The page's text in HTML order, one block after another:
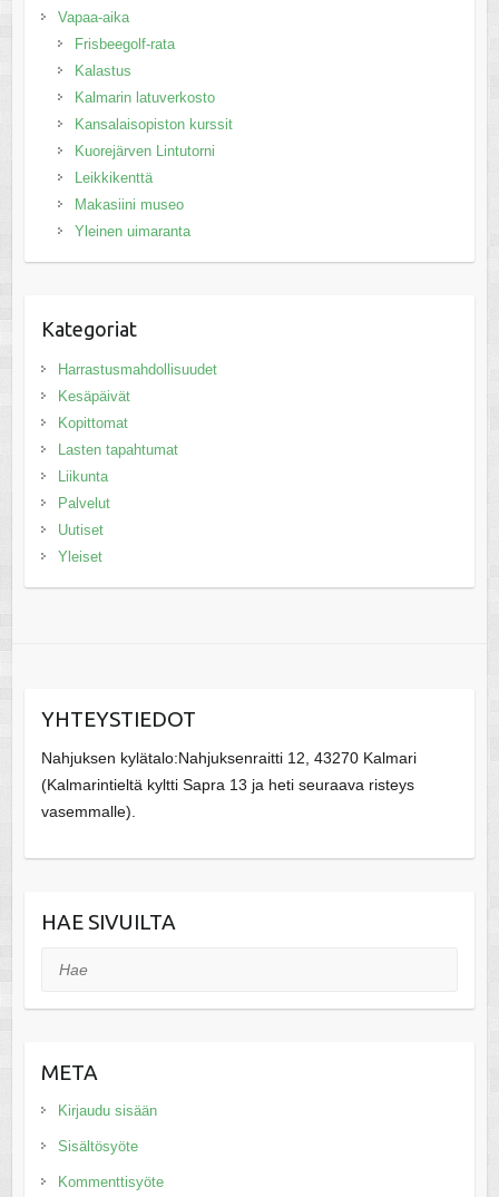
Vapaa-aika
Frisbeegolf-rata
Kalastus
Kalmarin latuverkosto
Kansalaisopiston kurssit
Kuorejärven Lintutorni
Leikkikenttä
Makasiini museo
Yleinen uimaranta
Kategoriat
Harrastusmahdollisuudet
Kesäpäivät
Kopittomat
Lasten tapahtumat
Liikunta
Palvelut
Uutiset
Yleiset
YHTEYSTIEDOT
Nahjuksen kylätalo:Nahjuksenraitti 12, 43270 Kalmari
(Kalmarintieltä kyltti Sapra 13 ja heti seuraava risteys
vasemmalle).
HAE SIVUILTA
Hae
META
Kirjaudu sisään
Sisältösyöte
Kommenttisyöte